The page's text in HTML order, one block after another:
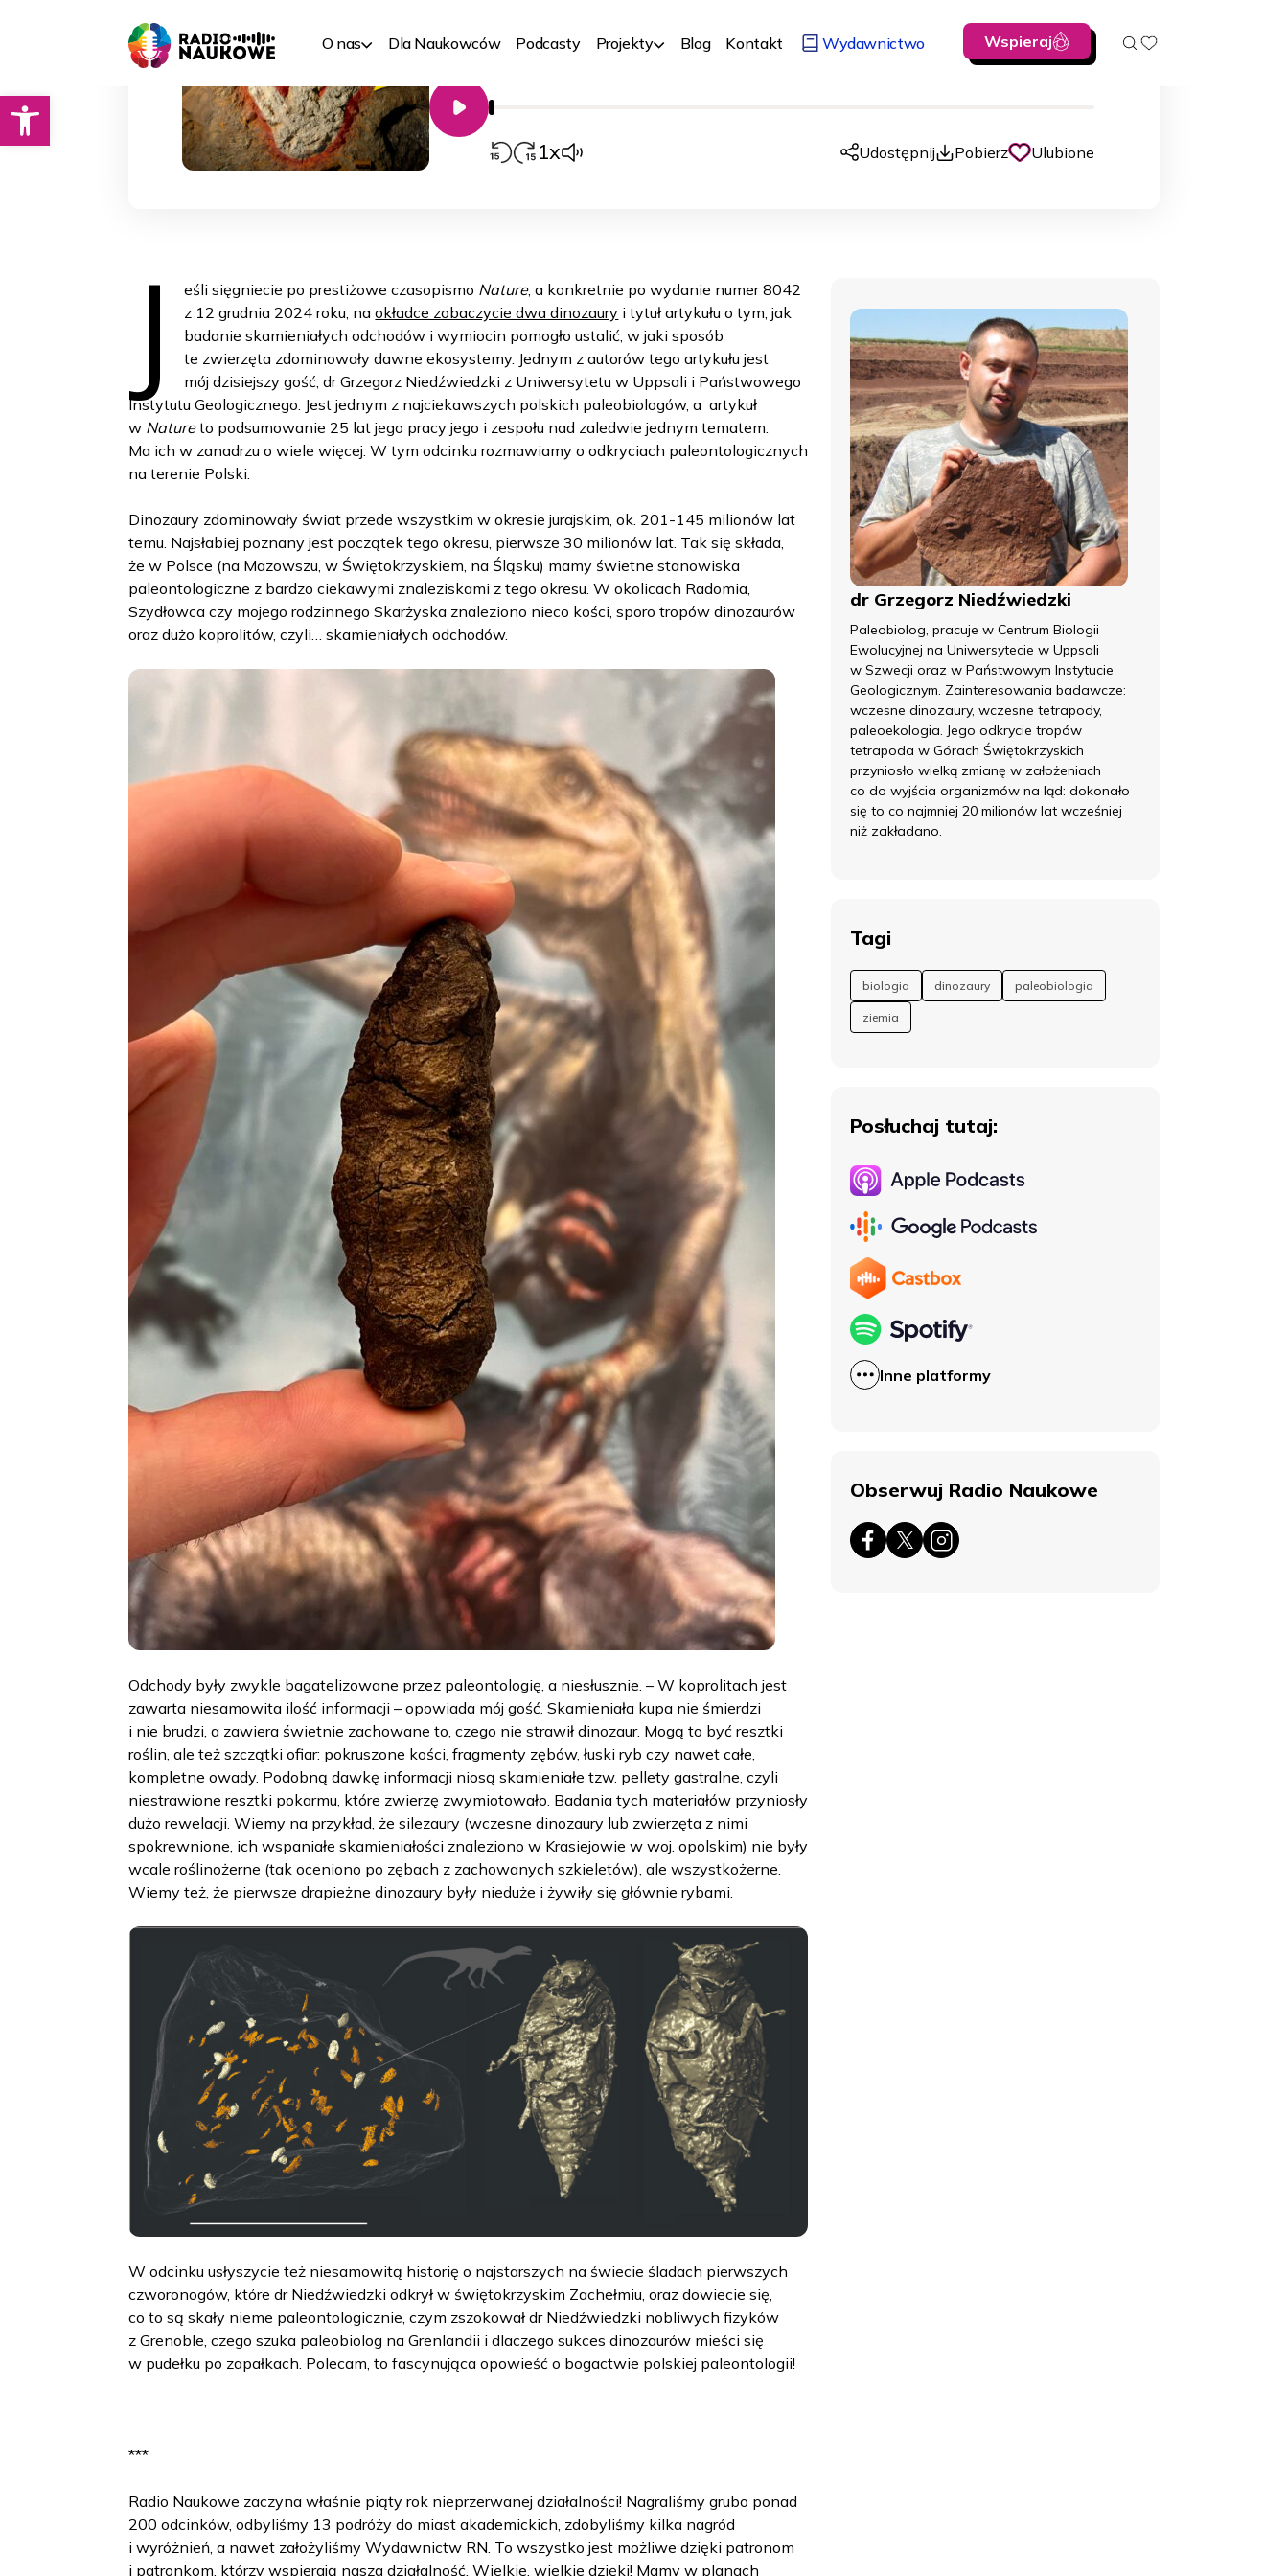
Otwórz pasek narzędzi
O nas Dla Naukowców Podcasty Projekty Blog Kontakt Wydawnictwo Wspieraj
Nr 231 09/01/2025 Biologia, medycyna, chemiaZiemia i klimat
Odtwarzacz
1x Udostępnij Pobierz Ulubione
J eśli sięgniecie po prestiżowe czasopismo Nature, a konkretnie po wydanie numer 8042
z 12 grudnia 2024 roku, naokładce zobaczycie dwa dinozaury i tytuł artykułu o tym, jak
badanie skamieniałych odchodów i wymiocin pomogło ustalić, w jaki sposób
te zwierzęta zdominowały dawne ekosystemy. Jednym z autorów tego artykułu jest
mój dzisiejszy gość, dr Grzegorz Niedźwiedzki z Uniwersytetu w Uppsali i Państwowego
Instytutu Geologicznego. Jest jednym z najciekawszych polskich paleobiologów, a artykuł
w Natureto podsumowanie 25 lat jego pracy jego i zespołu nad zaledwie jednym tematem.
Ma ich w zanadrzu o wiele więcej. W tym odcinku rozmawiamy o odkryciach paleontologicznych
na terenie Polski.
Dinozaury zdominowały świat przede wszystkim w okresie jurajskim, ok. 201-145 milionów lat
temu. Najsłabiej poznany jest początek tego okresu, pierwsze 30 milionów lat. Tak się składa,
że w Polsce (na Mazowszu, w Świętokrzyskiem, na Śląsku) mamy świetne stanowiska
paleontologiczne z bardzo ciekawymi znaleziskami z tego okresu. W okolicach Radomia,
Szydłowca czy mojego rodzinnego Skarżyska znaleziono nieco kości, sporo tropów dinozaurów
oraz dużo koprolitów, czyli… skamieniałych odchodów.
Odchody były zwykle bagatelizowane przez paleontologię, a niesłusznie. – W koprolitach jest
zawarta niesamowita ilość informacji – opowiada mój gość. Skamieniała kupa nie śmierdzi
i nie brudzi, a zawiera świetnie zachowane to, czego nie strawił dinozaur. Mogą to być resztki
roślin, ale też szczątki ofiar: pokruszone kości, fragmenty zębów, łuski ryb czy nawet całe,
kompletne owady. Podobną dawkę informacji niosą skamieniałe tzw. pellety gastralne, czyli
niestrawione resztki pokarmu, które zwierzę zwymiotowało. Badania tych materiałów przyniosły
dużo rewelacji. Wiemy na przykład, że silezaury (wczesne dinozaury lub zwierzęta z nimi
spokrewnione, ich wspaniałe skamieniałości znaleziono w Krasiejowie w woj. opolskim) nie były
wcale roślinożerne (tak oceniono po zębach z zachowanych szkieletów), ale wszystkożerne.
Wiemy też, że pierwsze drapieżne dinozaury były nieduże i żywiły się głównie rybami.
W odcinku usłyszycie też niesamowitą historię o najstarszych na świecie śladach pierwszych
czworonogów, które dr Niedźwiedzki odkrył w świętokrzyskim Zachełmiu, oraz dowiecie się,
co to są skały nieme paleontologicznie, czym zszokował dr Niedźwiedzki nobliwych fizyków
z Grenoble, czego szuka paleobiolog na Grenlandii i dlaczego sukces dinozaurów mieści się
w pudełku po zapałkach. Polecam, to fascynująca opowieść o bogactwie polskiej paleontologii!
***
Radio Naukowe zaczyna właśnie piąty rok nieprzerwanej działalności! Nagraliśmy grubo ponad
200 odcinków, odbyliśmy 13 podróży do miast akademickich, zdobyliśmy kilka nagród
i wyróżnień, a nawet założyliśmy Wydawnictw RN. To wszystko jest możliwe dzięki patronom
i patronkom, którzy wspierają nasza działalność. Wielkie, wielkie dzięki! Mamy w planach
dr Grzegorz Niedźwiedzki
Paleobiolog, pracuje w Centrum Biologii
Ewolucyjnej na Uniwersytecie w Uppsali
w Szwecji oraz w Państwowym Instytucie
Geologicznym. Zainteresowania badawcze:
wczesne dinozaury, wczesne tetrapody,
paleoekologia. Jego odkrycie tropów
tetrapoda w Górach Świętokrzyskich
przyniosło wielką zmianę w założeniach
co do wyjścia organizmów na ląd: dokonało
się to co najmniej 20 milionów lat wcześniej
niż zakładano.
Tagi
biologia dinozaury paleobiologia
ziemia
Posłuchaj tutaj:
Inne platformy
Obserwuj Radio Naukowe